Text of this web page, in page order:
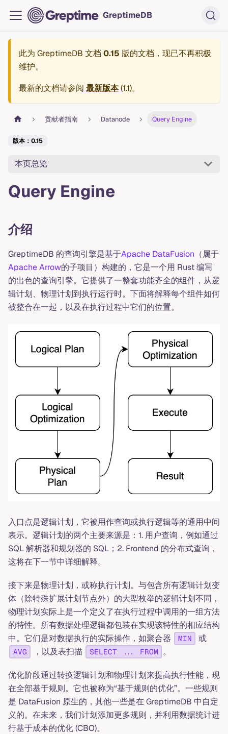
GreptimeDB
此为 GreptimeDB 文档 0.15 版的文档，现已不再积极
维护。
最新的文档请参阅 最新版本(1.1)。
贡献者指南 Datanode Query Engine
版本：0.15
本页总览
Query Engine
介绍
GreptimeDB 的查询引擎是基于Apache DataFusion （属于
Apache Arrow的子项目）构建的，它是一个用 Rust 编写
的出色的查询引擎。它提供了一整套功能齐全的组件，从逻
辑计划、物理计划到执行运行时。下面将解释每个组件如何
被整合在一起，以及在执行过程中它们的位置。
入口点是逻辑计划，它被用作查询或执行逻辑等的通用中间
表示。逻辑计划的两个主要来源是：1. 用户查询，例如通过
SQL 解析器和规划器的 SQL；2. Frontend 的分布式查询，
这将在下一节中详细解释。
接下来是物理计划，或称执行计划。与包含所有逻辑计划变
体（除特殊扩展计划节点外）的大型枚举的逻辑计划不同，
物理计划实际上是一个定义了在执行过程中调用的一组方法
的特性。所有数据处理逻辑都包装在实现该特性的相应结构
中。它们是对数据执行的实际操作，如聚合器
MIN 或
AVG ，以及表扫描 SELECT ... FROM 。
优化阶段通过转换逻辑计划和物理计划来提高执行性能，现
在全部基于规则。它也被称为“基于规则的优化”。一些规则
是 DataFusion 原生的，其他一些是在 GreptimeDB 中自定
义的。在未来，我们计划添加更多规则，并利用数据统计进
行基于成本的优化 (CBO)。